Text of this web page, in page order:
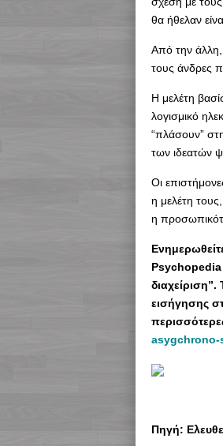
θα ήθελαν
Από την άλλη,
τους άνδρες
Η μελέτη
λογισμικό
“πλάσουν”
των ιδεατών
Οι
η μελέτη
η
Psychopedia
εισήγησης
Πηγή: